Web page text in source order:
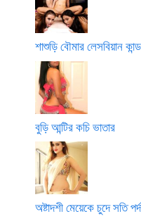
শাশুড়ি বৌমার লেসবিয়ান কান্ড
বুড়ি আন্টির কচি ভাতার
অষ্টাদশী মেয়েকে চুদে সতি